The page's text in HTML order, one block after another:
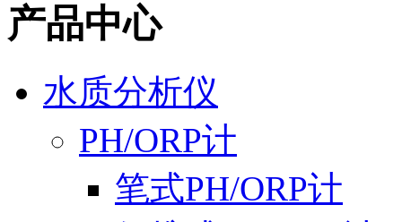
产品中心
水质分析仪
PH/ORP计
笔式PH/ORP计